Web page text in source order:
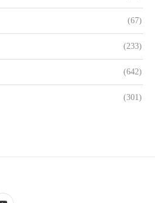
(67)
(233)
(642)
(301)